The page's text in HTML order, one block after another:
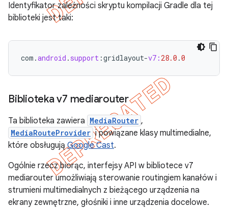
Identyfikator zależności skryptu kompilacji Gradle dla tej
biblioteki jest taki:
com .android . support :gridlayout-v7: 28.0 .0
Biblioteka v7 mediarouter
Ta biblioteka zawiera MediaRouter ,
MediaRouteProvider i powiązane klasy multimedialne,
które obsługująGoogle Cast.
Ogólnie rzecz biorąc, interfejsy API w bibliotece v7
mediarouter umożliwiają sterowanie routingiem kanałów i
strumieni multimedialnych z bieżącego urządzenia na
ekrany zewnętrzne, głośniki i inne urządzenia docelowe.